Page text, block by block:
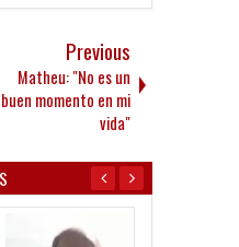
Previous
Matheu: "No es un
buen momento en mi
vida"